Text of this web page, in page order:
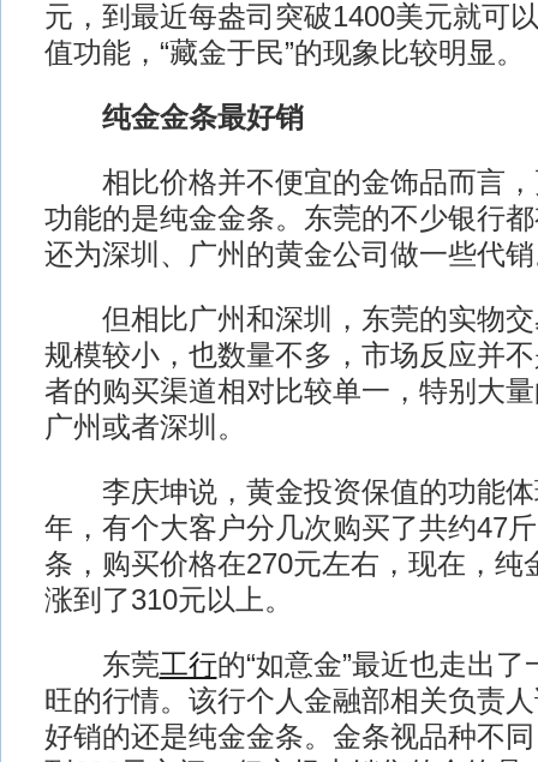
元，到最近每盎司突破1400美元就可
值功能，“藏金于民”的现象比较明显。
纯金金条最好销
相比价格并不便宜的金饰品而言，
功能的是纯金金条。东莞的不少银行
还为深圳、广州的黄金公司做一些代
但相比广州和深圳，东莞的实物交
规模较小，也数量不多，市场反应并
者的购买渠道相对比较单一，特别大
广州或者深圳。
李庆坤说，黄金投资保值的功能体
年，有个大客户分几次购买了共约47
条，购买价格在270元左右，现在，纯
涨到了310元以上。
东莞工行的“如意金”最近也走出
旺的行情。该行个人金融部相关负责
好销的还是纯金金条。金条视品种不